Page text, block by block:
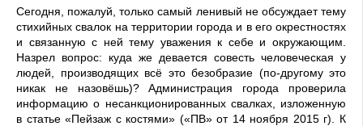
Сегодня, пожалуй, только самый ленивый не обсуждает тему
стихийных свалок на территории города и в его окрестностях
и связанную с ней тему уважения к себе и окружающим.
Назрел вопрос: куда же девается совесть человеческая у
людей, производящих всё это безобразие (по-другому это
никак не назовёшь)? Администрация города проверила
информацию о несанкционированных свалках, изложенную
в статье «Пейзаж с костями» («ПВ» от 14 ноября 2015 г). К